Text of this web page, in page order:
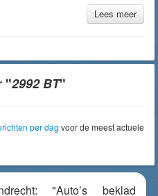
Lees meer
"2992 BT"
per dag voor de meest actuele
"Auto’s beklad